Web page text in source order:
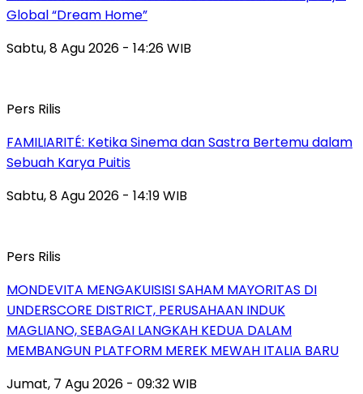
Global “Dream Home”
Sabtu, 8 Agu 2026 - 14:26 WIB
Pers Rilis
FAMILIARITÉ: Ketika Sinema dan Sastra Bertemu dalam
Sebuah Karya Puitis
Sabtu, 8 Agu 2026 - 14:19 WIB
Pers Rilis
MONDEVITA MENGAKUISISI SAHAM MAYORITAS DI
UNDERSCORE DISTRICT, PERUSAHAAN INDUK
MAGLIANO, SEBAGAI LANGKAH KEDUA DALAM
MEMBANGUN PLATFORM MEREK MEWAH ITALIA BARU
Jumat, 7 Agu 2026 - 09:32 WIB